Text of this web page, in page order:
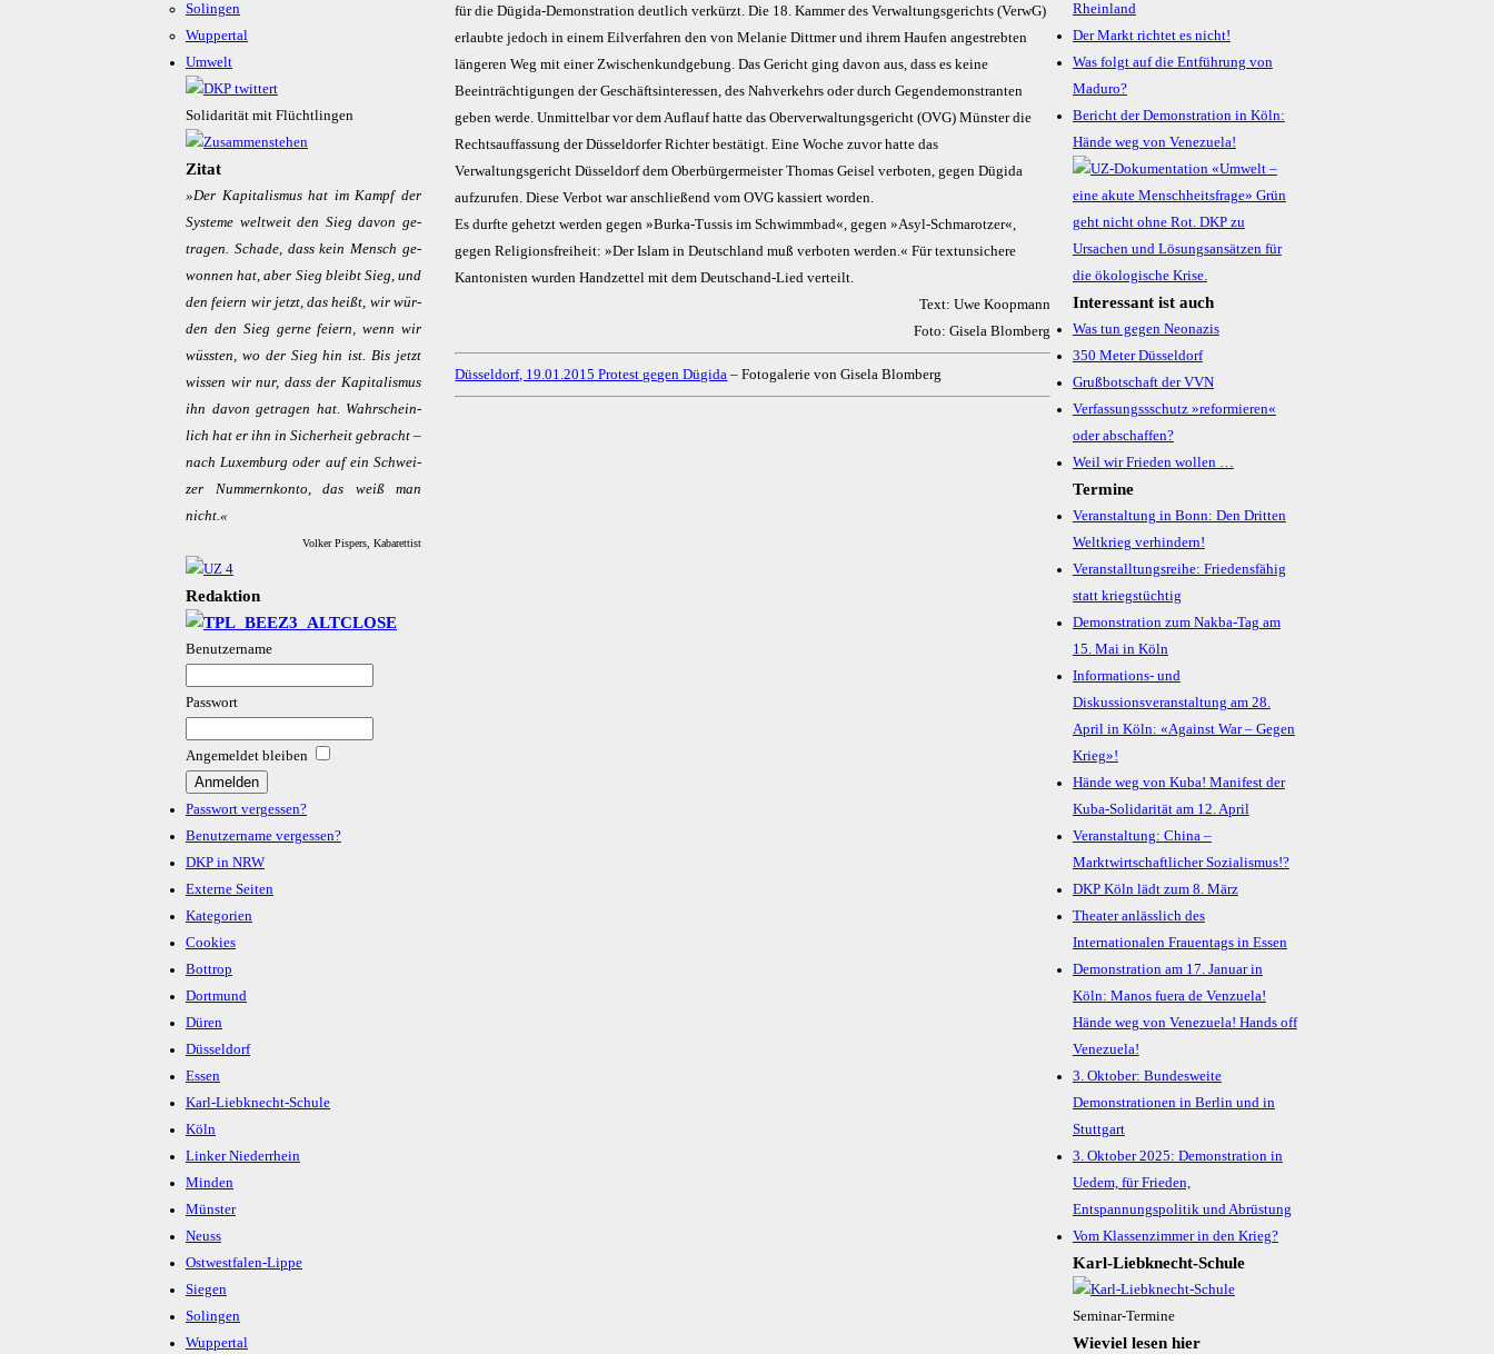
Solingen
Wuppertal
Umwelt
Solidarität mit Flüchtlingen
Zitat
»Der Ka­pi­ta­lis­mus hat im Kampf der
Sys­te­me welt­weit den Sieg da­von ge­
tra­gen. Scha­de, dass kein Mensch ge­
won­nen hat, aber Sieg bleibt Sieg, und
den fei­ern wir jetzt, das hei­ßt, wir wür­
den den Sieg ger­ne fei­ern, wenn wir
wüss­ten, wo der Sieg hin ist. Bis jetzt
wis­sen wir nur, dass der Ka­pi­ta­lis­mus
ihn da­von ge­tra­gen hat. Wahr­schein­
lich hat er ihn in Si­cher­heit ge­bracht –
nach Lu­xem­burg oder auf ein Schwei­
zer Num­mern­kon­to, das weiß man
nicht.«
Volker Pispers, Kabarettist
Redaktion
Benutzername
Passwort
Angemeldet bleiben
Passwort vergessen?
Benutzername vergessen?
DKP in NRW
Externe Seiten
Kategorien
Cookies
Bottrop
Dortmund
Düren
Düsseldorf
Essen
Karl-Liebknecht-Schule
Köln
Linker Niederrhein
Minden
Münster
Neuss
Ostwestfalen-Lippe
Siegen
Solingen
Wuppertal
für die Dügida-Demonstration deutlich verkürzt. Die 18. Kammer des Verwaltungsgerichts (VerwG)
erlaubte jedoch in einem Eilverfahren den von Melanie Dittmer und ihrem Haufen angestrebten
längeren Weg mit einer Zwischenkundgebung. Das Gericht ging davon aus, dass es keine
Beeinträchtigungen der Geschäftsinteressen, des Nahverkehrs oder durch Gegendemonstranten
geben werde. Unmittelbar vor dem Auflauf hatte das Oberverwaltungsgericht (OVG) Münster die
Rechtsauffassung der Düsseldorfer Richter bestätigt. Eine Woche zuvor hatte das
Verwaltungsgericht Düsseldorf dem Oberbürgermeister Thomas Geisel verboten, gegen Dügida
aufzurufen. Diese Verbot war anschließend vom OVG kassiert worden.
Es durfte gehetzt werden gegen »Burka-Tussis im Schwimmbad«, gegen »Asyl-Schmarotzer«,
gegen Religionsfreiheit: »Der Islam in Deutschland muß verboten werden.« Für textunsichere
Kantonisten wurden Handzettel mit dem Deutschand-Lied verteilt.
Text: Uwe Koopmann
Foto: Gisela Blomberg
Düsseldorf, 19.01.2015 Protest gegen Dügida – Fotogalerie von Gisela Blomberg
Rheinland
Der Markt richtet es nicht!
Was folgt auf die Entführung von
Maduro?
Bericht der Demonstration in Köln:
Hände weg von Venezuela!
Interessant ist auch
Was tun gegen Neonazis
350 Meter Düsseldorf
Grußbotschaft der VVN
Verfassungssschutz »reformieren«
oder abschaffen?
Weil wir Frieden wollen …
Termine
Veranstaltung in Bonn: Den Dritten
Weltkrieg verhindern!
Veranstalltungsreihe: Friedensfähig
statt kriegstüchtig
Demonstration zum Nakba-Tag am
15. Mai in Köln
Informations- und
Diskussionsveranstaltung am 28.
April in Köln: «Against War – Gegen
Krieg»!
Hände weg von Kuba! Manifest der
Kuba-Solidarität am 12. April
Veranstaltung: China –
Marktwirtschaftlicher Sozialismus!?
DKP Köln lädt zum 8. März
Theater anlässlich des
Internationalen Frauentags in Essen
Demonstration am 17. Januar in
Köln: Manos fuera de Venzuela!
Hände weg von Venezuela! Hands off
Venezuela!
3. Oktober: Bundesweite
Demonstrationen in Berlin und in
Stuttgart
3. Oktober 2025: Demonstration in
Uedem, für Frieden,
Entspannungspolitik und Abrüstung
Vom Klassenzimmer in den Krieg?
Karl-Liebknecht-­Schule
Seminar-Termine
Wieviel lesen hier